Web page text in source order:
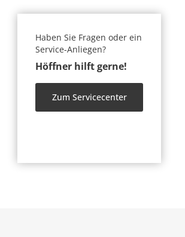
Haben Sie Fragen oder ein
Service-Anliegen?
Höffner hilft gerne!
Zum Servicecenter